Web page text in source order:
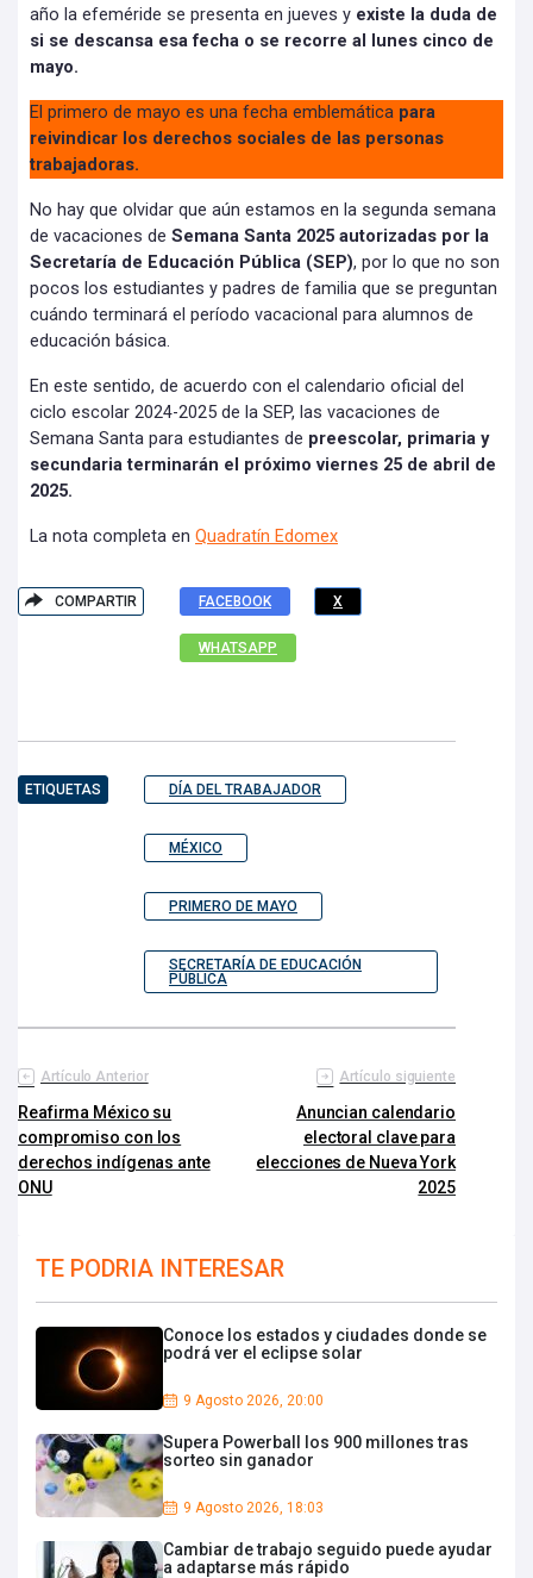
año la efeméride se presenta en jueves y existe la duda de
si se descansa esa fecha o se recorre al lunes cinco de
mayo.
El primero de mayo es una fecha emblemática para
reivindicar los derechos sociales de las personas
trabajadoras.
No hay que olvidar que aún estamos en la segunda semana
de vacaciones de Semana Santa 2025 autorizadas por la
Secretaría de Educación Pública (SEP), por lo que no son
pocos los estudiantes y padres de familia que se preguntan
cuándo terminará el período vacacional para alumnos de
educación básica.
En este sentido, de acuerdo con el calendario oficial del
ciclo escolar 2024-2025 de la SEP, las vacaciones de
Semana Santa para estudiantes de preescolar, primaria y
secundaria terminarán el próximo viernes 25 de abril de
2025.
La nota completa en Quadratín Edomex
COMPARTIR FACEBOOK X
WHATSAPP
ETIQUETAS DÍA DEL TRABAJADOR
MÉXICO
PRIMERO DE MAYO
SECRETARÍA DE EDUCACIÓN
PÚBLICA
Artículo Anterior
Reafirma México su
compromiso con los
derechos indígenas ante
ONU
Artículo siguiente
Anuncian calendario
electoral clave para
elecciones de Nueva York
2025
TE PODRIA INTERESAR
Conoce los estados y ciudades donde se
podrá ver el eclipse solar
9 Agosto 2026, 20:00
Supera Powerball los 900 millones tras
sorteo sin ganador
9 Agosto 2026, 18:03
Cambiar de trabajo seguido puede ayudar
a adaptarse más rápido